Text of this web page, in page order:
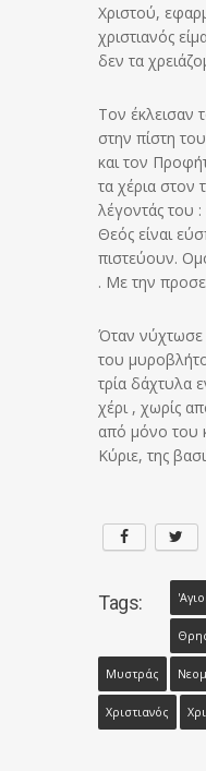
Χριστού,
χριστιανός
δεν τα
Τον έκλεισαν
στην πίστη
και τον
τα χέρια στον
λέγοντάς του
Θεός είναι
πιστεύουν.
. Με την
Όταν νύχτωσε
του
τρία δάχτυλα
χέρι , χωρίς
από μόνο του
Κύριε, της
Tags:
Μυστράς
Χριστιανός